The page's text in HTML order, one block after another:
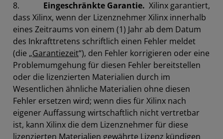
8. Eingeschränkte Garantie. Xilinx garantiert,
dass Xilinx, wenn der Lizenznehmer Xilinx innerhalb
eines Zeitraums von einem (1) Jahr ab dem Datum
des Inkrafttretens schriftlich einen Fehler meldet
(die „Garantiezeit“), den Fehler korrigieren oder eine
Problemumgehung für diesen Fehler bereitstellen
oder die lizenzierten Materialien durch im
Wesentlichen ähnliche Materialien ohne diesen
Fehler ersetzen wird; wenn dies für Xilinx nach
eigener Auffassung wirtschaftlich nicht vertretbar
ist, kann Xilinx die dem Lizenznehmer für diese
lizenzierten Materialien gewährte Lizenz kündigen